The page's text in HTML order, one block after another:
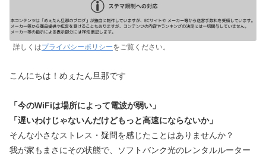
詳しくはプライバシーポリシーをご覧ください。
こんにちは！めぇたん旦那です
「今のWiFiは場所によって電波が弱い」
「遅いわけじゃないんだけどもっと高速にならないか」
そんな小さなストレス・疑問を感じたことはありませんか？
我が家もまさにその状態で、ソフトバンク光のレンタルルーター